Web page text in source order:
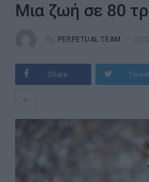
Μια ζωή σε 80
PERPETUAL TEAM
Share Tweet